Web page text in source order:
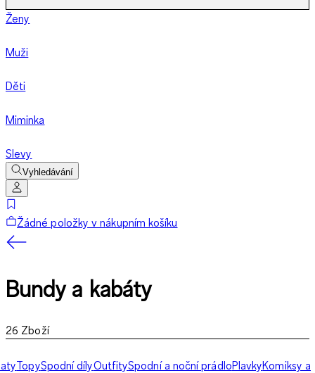
Ženy
Muži
Děti
Miminka
Slevy
Vyhledávání
Žádné položky v nákupním košíku
Bundy a kabáty
26 Zboží
TopySpodní dílyOutfitySpodní a noční prádloPlavkyKomiksy a